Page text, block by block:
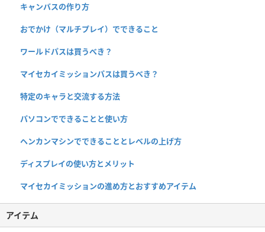
キャンバスの作り方
おでかけ（マルチプレイ）でできること
ワールドパスは買うべき？
マイセカイミッションパスは買うべき？
特定のキャラと交流する方法
パソコンでできることと使い方
ヘンカンマシンでできることとレベルの上げ方
ディスプレイの使い方とメリット
マイセカイミッションの進め方とおすすめアイテム
アイテム